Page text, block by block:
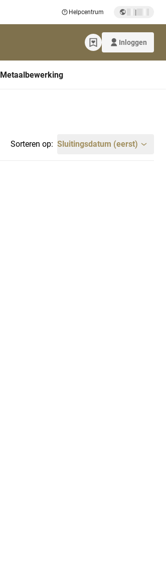
Helpcentrum |
Inloggen
Metaalbewerking
Sorteren op: Sluitingsdatum (eerst)